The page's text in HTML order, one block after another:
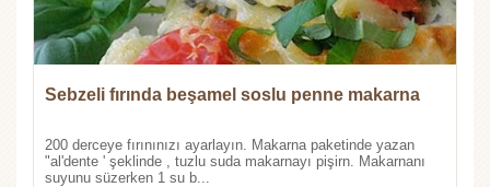
Sebzeli fırında beşamel soslu penne makarna
200 derceye fırınınızı ayarlayın. Makarna paketinde yazan
"al'dente ' şeklinde , tuzlu suda makarnayı pişirn. Makarnanı
suyunu süzerken 1 su b...